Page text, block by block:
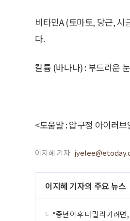
비타민A (토마토, 당근, 시
다.
칼륨 (바나나) : 부드러운
<도움말 : 압구정 아이러
이지혜 기자
이지혜 기자의 주요 뉴스
“중년 이후 더 멀리 가려